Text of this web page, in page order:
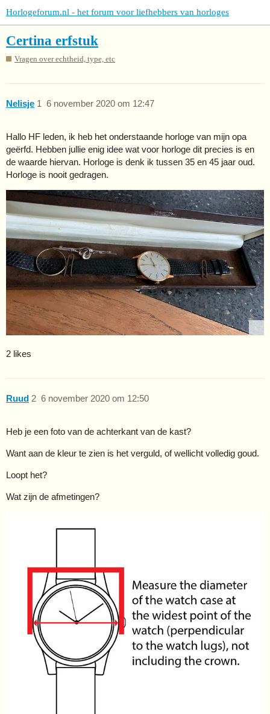
Horlogeforum.nl - het forum voor liefhebbers van horloges
Certina erfstuk
Vragen over echtheid, type, etc
Nelisje 6 november 2020 om 12:47
1
Hallo HF leden, ik heb het onderstaande horloge van mijn opa
geërfd. Hebben jullie enig idee wat voor horloge dit precies is en
de waarde hiervan. Horloge is denk ik tussen 35 en 45 jaar oud.
Horloge is nooit gedragen.
2 likes
Ruud 6 november 2020 om 12:50
2
Heb je een foto van de achterkant van de kast?
Want aan de kleur te zien is het verguld, of wellicht volledig goud.
Loopt het?
Wat zijn de afmetingen?